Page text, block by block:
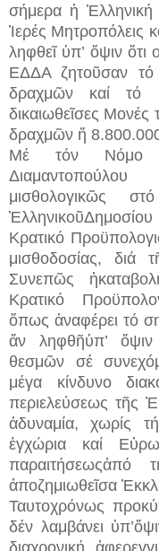
σήμερα ἡ Ἑλληνική
Ἱερές Μητροπόλεις
ληφθεῖ ὑπ’ ὄψιν
ΕΔΔΑ ζητοῦσαν
δραχμῶν καί τό
δικαιωθεῖσες
δραχμῶν ἤ
Μέ τόν Νόμο
μισθολογικῶς
Κρατικό
μισθοδοσίας, διά
Συνεπῶς
Κρατικό
ὅπως ἀναφέρει τό
ἄν ληφθῆὑπ’
θεσμῶν σέ
μέγα κίνδυνο
περιελεύσεως τῆς
ἀδυναμία, χωρίς
ἐγχώρια καί
ἀποζημιωθεῖσα
Ταυτοχρόνως
δέν λαμβάνει
διαχρονική